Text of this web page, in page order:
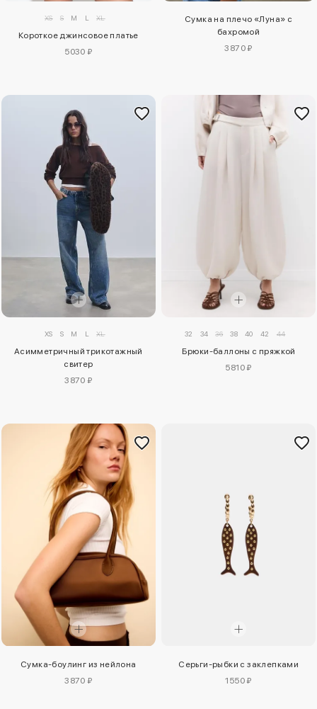
XS S M L XL
Короткое джинсовое платье
5030 ₽
Сумка на плечо «Луна» с
бахромой
3870 ₽
XS S M L XL
Асимметричный трикотажный
свитер
3870 ₽
32 34 36 38 40 42 44
Брюки-баллоны с пряжкой
5810 ₽
Сумка-боулинг из нейлона
3870 ₽
Серьги-рыбки с заклепками
1550 ₽